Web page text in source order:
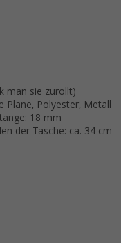
man sie zurollt)
Polyester, Metall
18 mm
der Tasche: ca. 34 cm